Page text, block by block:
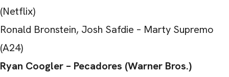
(Netflix)
Ronald Bronstein, Josh Safdie – Marty Supremo
(A24)
Ryan Coogler – Pecadores (Warner Bros.)